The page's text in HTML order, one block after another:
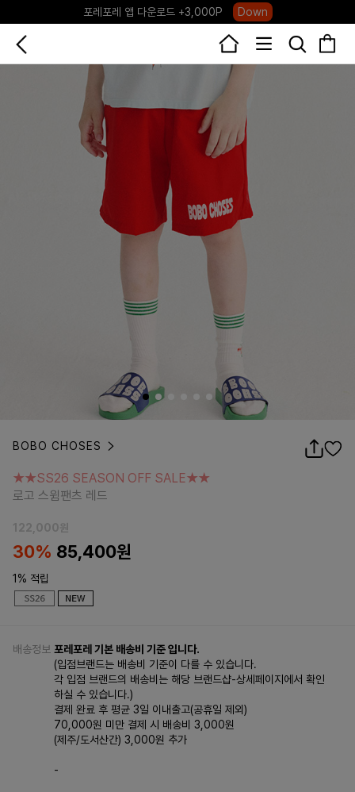
포레포레 앱 다운로드 +3,000P
Down
하우스오브캐러셀, 국내단독 프리오더(~8/10) Click
BOBO CHOSES
로고 스윔팬츠 레드
★★SS26 SEASON OFF SALE★★
로고 스윔팬츠 레드
122,000원
30% 85,400원
1% 적립
배송정보 포레포레 기본 배송비 기준 입니다.
(입점브랜드는 배송비 기준이 다를 수 있습니다.
각 입점 브랜드의 배송비는 해당 브랜드샵-상세페이지에서 확인
하실 수 있습니다.)
결제 완료 후 평균 3일 이내출고(공휴일 제외)
70,000원 미만 결제 시 배송비 3,000원
(제주/도서산간) 3,000원 추가
-